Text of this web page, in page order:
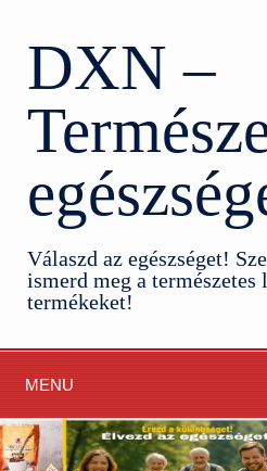
DXN –
Válaszd az egészséget!
ismerd meg a természetes
termékeket!
MENU